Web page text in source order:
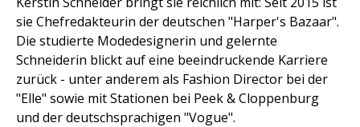
sie Chefredakteurin der deutschen "Harper's Bazaar".
Die studierte Modedesignerin und gelernte
Schneiderin blickt auf eine beeindruckende Karriere
zurück - unter anderem als Fashion Director bei der
"Elle" sowie mit Stationen bei Peek & Cloppenburg
und der deutschsprachigen "Vogue".